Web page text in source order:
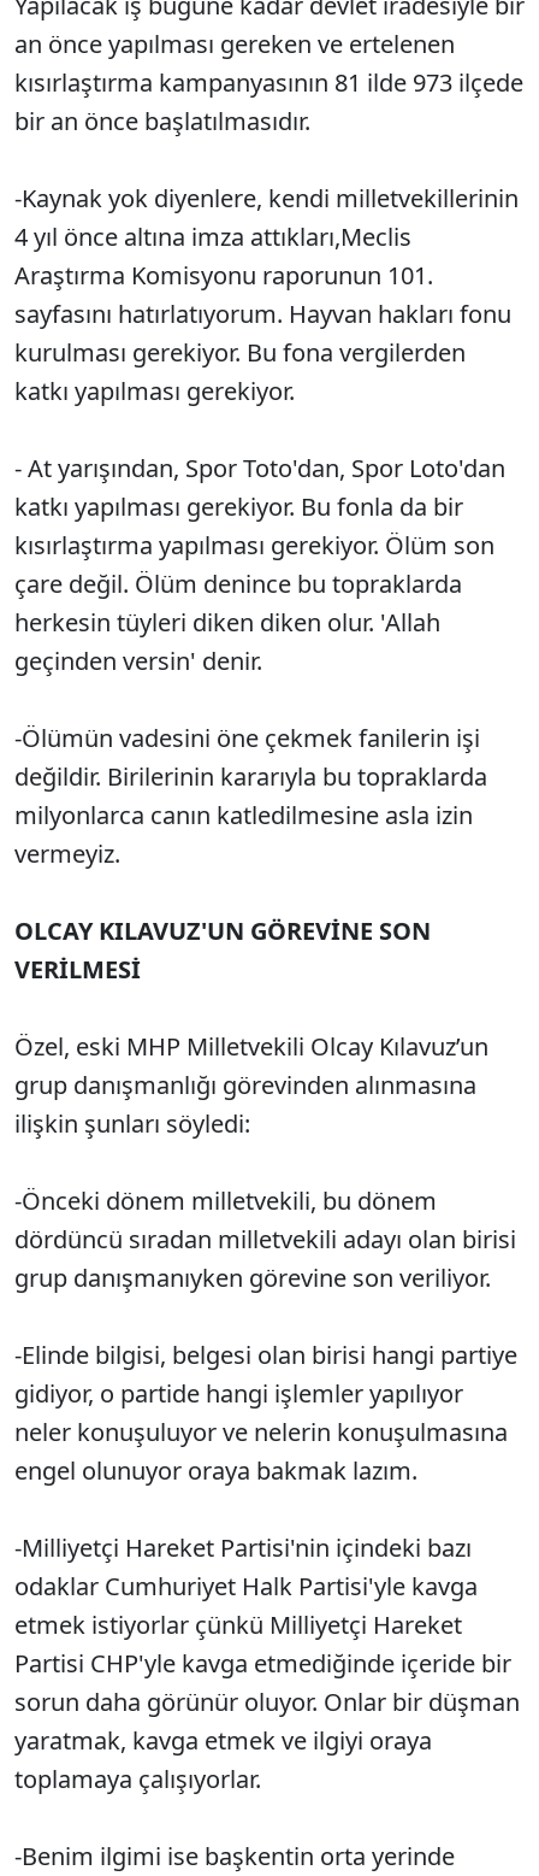
an önce yapılması gereken ve ertelenen
kısırlaştırma kampanyasının 81 ilde 973 ilçede
bir an önce başlatılmasıdır.
-Kaynak yok diyenlere, kendi milletvekillerinin
4 yıl önce altına imza attıkları,Meclis
Araştırma Komisyonu raporunun 101.
sayfasını hatırlatıyorum. Hayvan hakları fonu
kurulması gerekiyor. Bu fona vergilerden
katkı yapılması gerekiyor.
- At yarışından, Spor Toto'dan, Spor Loto'dan
katkı yapılması gerekiyor. Bu fonla da bir
kısırlaştırma yapılması gerekiyor. Ölüm son
çare değil. Ölüm denince bu topraklarda
herkesin tüyleri diken diken olur. 'Allah
geçinden versin' denir.
-Ölümün vadesini öne çekmek fanilerin işi
değildir. Birilerinin kararıyla bu topraklarda
milyonlarca canın katledilmesine asla izin
vermeyiz.
OLCAY KILAVUZ'UN GÖREVİNE SON
VERİLMESİ
Özel, eski MHP Milletvekili Olcay Kılavuz’un
grup danışmanlığı görevinden alınmasına
ilişkin şunları söyledi:
-Önceki dönem milletvekili, bu dönem
dördüncü sıradan milletvekili adayı olan birisi
grup danışmanıyken görevine son veriliyor.
-Elinde bilgisi, belgesi olan birisi hangi partiye
gidiyor, o partide hangi işlemler yapılıyor
neler konuşuluyor ve nelerin konuşulmasına
engel olunuyor oraya bakmak lazım.
-Milliyetçi Hareket Partisi'nin içindeki bazı
odaklar Cumhuriyet Halk Partisi'yle kavga
etmek istiyorlar çünkü Milliyetçi Hareket
Partisi CHP'yle kavga etmediğinde içeride bir
sorun daha görünür oluyor. Onlar bir düşman
yaratmak, kavga etmek ve ilgiyi oraya
toplamaya çalışıyorlar.
-Benim ilgimi ise başkentin orta yerinde